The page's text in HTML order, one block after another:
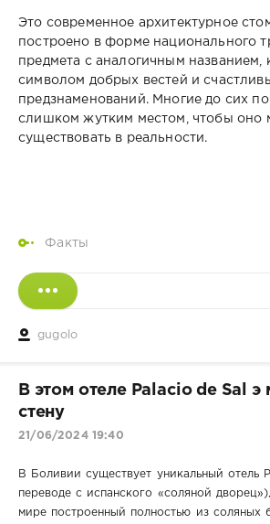
Это современное архитектурное
построено в форме национального
предмета с аналогичным названием,
символом добрых вестей и
предзнаменований. Многие до сих
слишком жутким местом, чтобы оно
существовать в реальности.
Факты
gugolo
В этом отеле Palacio de Sal э
стену
21/06/2024 19:40
В Боливии существует уникальный отель
переводе с испанского «соляной
мире построенный полностью из соляных